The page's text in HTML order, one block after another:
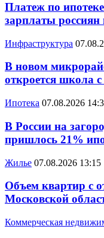
Платеж по
зарплаты россиян
Инфраструктура
В новом
откроется школа
Ипотека 07.08.2026
В России на
пришлось 21%
Жилье 07.08.2026 13:15
Объем квартир с
Московской
Коммерческая